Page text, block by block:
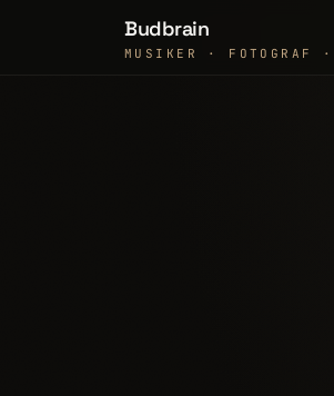
Budbrain
MUSIKER · FOTOGRAF ·